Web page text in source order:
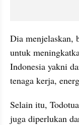
Dia menjelaskan,
untuk
Indonesia yakni
tenaga kerja,
Selain itu,
juga diperlukan